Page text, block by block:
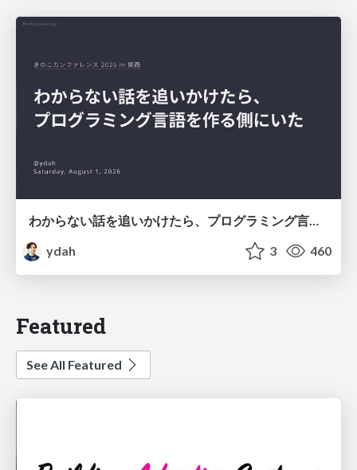
わからない話を追いかけたら、プログラミング言語を作る側にいた
ydah
3 460
Featured
See All Featured